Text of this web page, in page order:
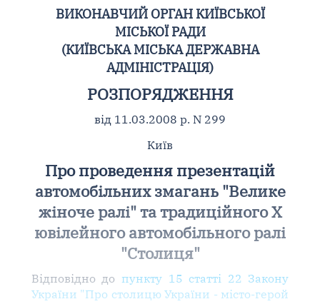
ВИКОНАВЧИЙ ОРГАН КИЇВСЬКОЇ
МІСЬКОЇ РАДИ
(КИЇВСЬКА МІСЬКА ДЕРЖАВНА
АДМІНІСТРАЦІЯ)
РОЗПОРЯДЖЕННЯ
від 11.03.2008 р. N 299
Київ
Про проведення презентацій
автомобільних змагань "Велике
жіноче ралі" та традиційного X
ювілейного автомобільного ралі
"Столиця"
Відповідно до пункту 15 статті 22 Закону
України "Про столицю України - місто-герой